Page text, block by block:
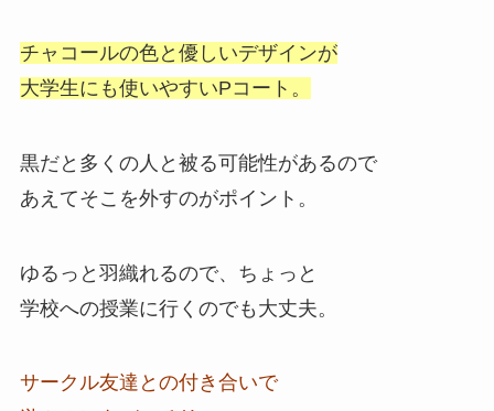
チャコールの色と優しいデザインが
大学生にも使いやすいPコート。
黒だと多くの人と被る可能性があるので
あえてそこを外すのがポイント。
ゆるっと羽織れるので、ちょっと
学校への授業に行くのでも大丈夫。
サークル友達との付き合いで